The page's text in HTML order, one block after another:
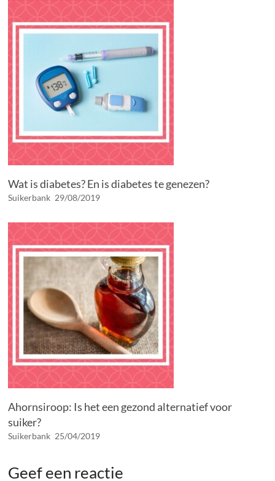
Wat is diabetes? En is diabetes te genezen?
Suikerbank 29/08/2019
Ahornsiroop: Is het een gezond alternatief voor
suiker?
Suikerbank 25/04/2019
Geef een reactie